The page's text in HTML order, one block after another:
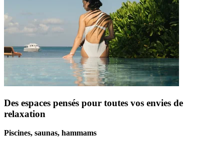
Des espaces pensés pour toutes vos envies de
relaxation
Piscines, saunas, hammams